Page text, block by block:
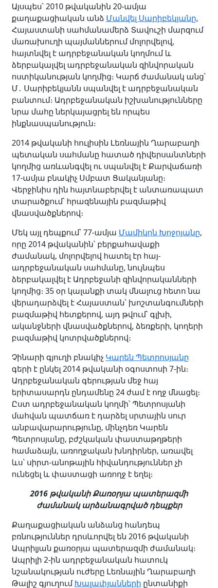
Այսպես՝ 2010 թվականին 20-ամյա
քաղաքացիական անձ Մանվել Սարիբեկյանը,
Հայաստանի սահմանամերձ Տավուշի մարզում
մառախուղի պայմաններում մոլորվելով,
հայտնվել է ադրբեջանական կողմում և
ձերբակալվել ադրբեջանական զինվորական
ոստիկանության կողմից։ Կարճ ժամանակ անց՝
Մ․ Սարիբեկյանն սպանվել է ադրբեջանական
բանտում։ Ադրբեջանական իշխանությունները
նրա մահը ներկայացրել են որպես
ինքնասպանություն։
2014 թվականի հուլիսին Լեռնային Ղարաբաղի
պետական սահմանը հատած դիվերսանտների
կողմից առևանգվել ու սպանվել է Քարվաճառի
17-ամյա բնակիչ Սմբատ Ցականյանը։
Վերջինիս դին հայտնաբերվել է անտառապատ
տարածքում՝ հրազենային բազմաթիվ
վնասվածքներով։
Մեկ այլ դեպքում՝ 77-ամյա Մամիկոն Խոջոյանը,
որը 2014 թվականին՝ բերքահավաքի
ժամանակ, մոլորվելով հատել էր հայ-
ադրբեջանական սահմանը, նույնպես
ձերբակալվել է Ադրբեջանի զինվորականների
կողմից։ 35 օր կալանքի տակ մնալուց հետո նա
վերադարձվել է Հայաստան՝ խոշտանգումների
բազմաթիվ հետքերով, այդ թվում՝ գլխի,
ականջների վնասվածքներով, ձեռքերի, կողերի
բազմաթիվ կոտրվածքներով։
Չինարի գյուղի բնակիչ Կարեն Պետրոսյանը
գերի է ընկել 2014 թվականի օգոստոսի 7-ին։
Ադրբեջանական գերության մեջ հայ
երիտասարդն ընդամենը 24 ժամ է ողջ մնացել։
Ըստ ադրբեջանական կողմի՝ Պետրոսյանի
մահվան պատճառ է դարձել սրտային սուր
անբավարարությունը, մինչդեռ Կարեն
Պետրոսյանը, բժշկական փաստաթղթերի
համաձայն, առողջական խնդիրներ, առավել
ևս՝ սիրտ-անոթային հիվանդություններ չի
ունեցել և փաստացի առողջ է եղել։
2016 թվականի Քառօրյա պատերազմի
ժամանակ արձանագրված դեպքեր
Քաղաքացիական անձանց հանդեպ
բռնություններ դրսևորվել են 2016 թվականի
Ապրիլյան քառօրյա պատերազմի ժամանակ։
Ապրիլի 2-ին ադրբեջանական հատուկ
նշանակության ուժերը Լեռնային Ղարաբաղի
Թալիշ գյուղումԽալափյանների ընտանիքի